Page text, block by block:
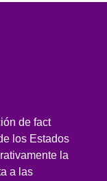
de fact
los Estados
la
a las